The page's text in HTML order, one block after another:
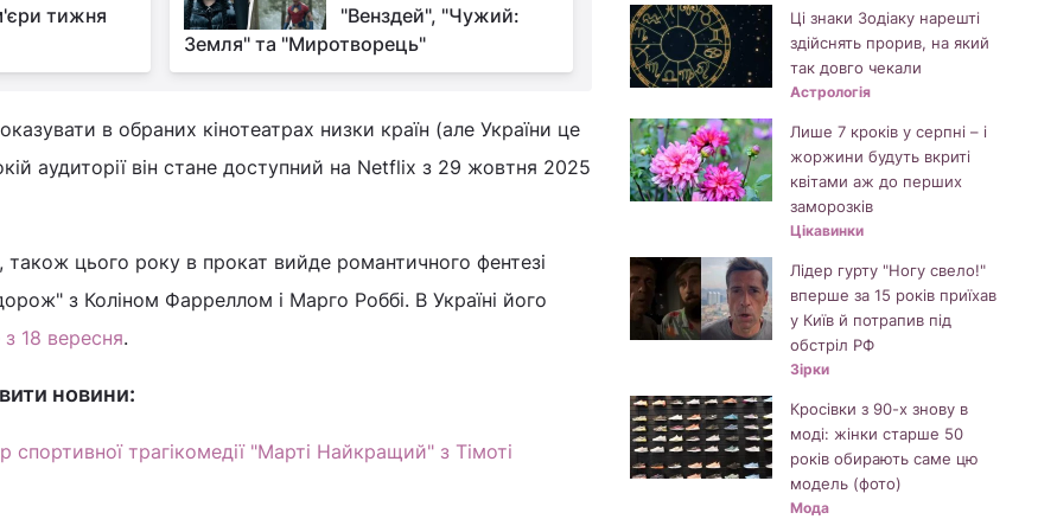
тижня
"Венздей", "Чужий:
Земля" та "Миротворець"
в обраних кінотеатрах низки країн (але України це
аудиторії він стане доступний на Netflix з 29 жовтня 2025
цього року в прокат вийде романтичного фентезі
з Коліном Фарреллом і Марго Роббі. В Україні його
18 вересня.
новини:
трагікомедії "Марті Найкращий" з Тімоті
Ці знаки Зодіаку нарешті
здійснять прорив, на який
так довго чекали
Астрологія
Лише 7 кроків у серпні – і
жоржини будуть вкриті
квітами аж до перших
заморозків
Цікавинки
Лідер гурту "Ногу свело!"
вперше за 15 років приїхав
у Київ й потрапив під
обстріл РФ
Зірки
Кросівки з 90-х знову в
моді: жінки старше 50
років обирають саме цю
модель (фото)
Мода